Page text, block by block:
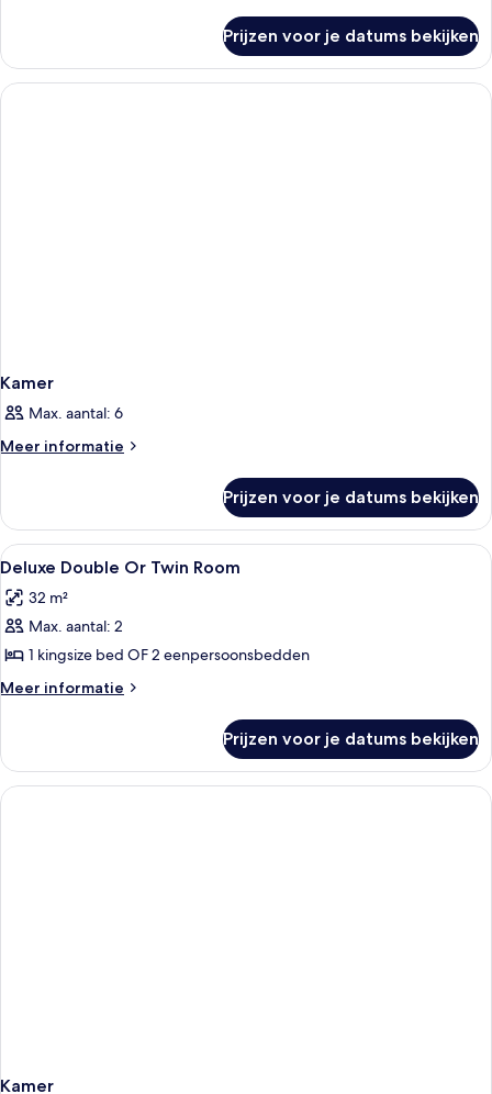
Prijzen voor je datums bekijken
Kamer
Max. aantal: 6
Meer informatie
Meer
Prijzen voor je datums bekijken
Alle
foto's
voor
Deluxe
Double
Or
laden
Verduisterende gordijnen,
11
Deluxe Double Or Twin Room
32 m²
Max. aantal: 2
1 kingsize bed OF 2 eenpersoonsbedden
Meer informatie
Meer
Double
Or
Twin
Prijzen voor je datums bekijken
Kamer